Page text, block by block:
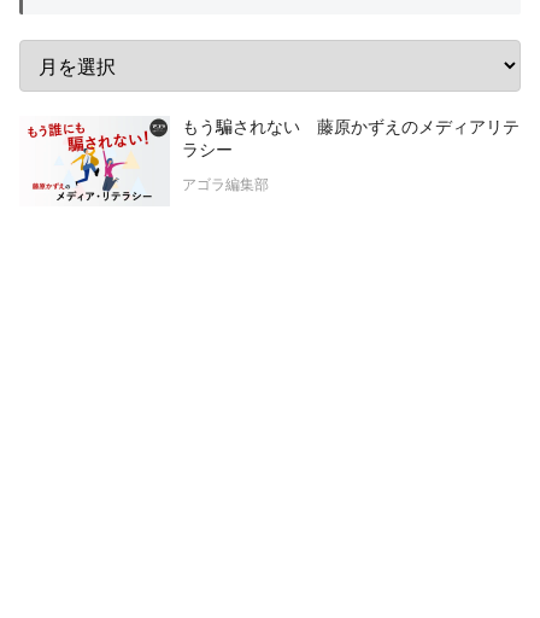
もう騙されない 藤原かずえのメディアリテ
ラシー
アゴラ編集部